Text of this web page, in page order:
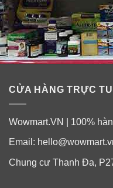
CỬA HÀNG TRỰC
Wowmart.VN | 100%
Email:
Chung cư Thanh Đa,